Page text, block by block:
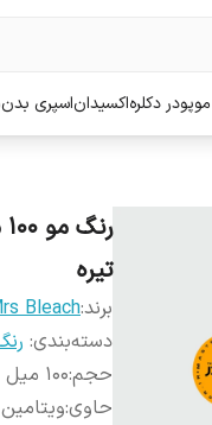
پودر دکلرهاکسیداناسپری بدن
تیره
برند:Bleach
دسته‌بندی:
حجم:100 میل
حاوی:ویتامین C ، کراتین هیدرولیز شده